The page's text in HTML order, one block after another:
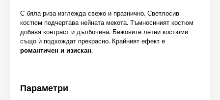
С бяла риза изглежда свежо и празнично. Светлосив
костюм подчертава нейната мекота. Тъмносиният костюм
добавя контраст и дълбочина. Бежовите летни костюми
също ѝ подхождат прекрасно. Крайният ефект е
романтичен и изискан.
Параметри